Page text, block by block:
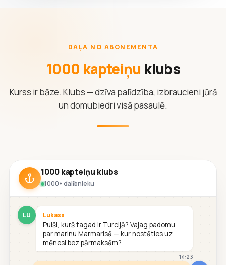
DAĻA NO ABONEMENTA
1000 kapteiņu klubs
Kurss ir bāze. Klubs — dzīva palīdzība, izbraucieni jūrā
un domubiedri visā pasaulē.
1000 kapteiņu klubs
1000+ dalībnieku
LU Lukass
Puiši, kurš tagad ir Turcijā? Vajag padomu
par marinu Marmarisā — kur nostāties uz
mēnesi bez pārmaksām?
14:23